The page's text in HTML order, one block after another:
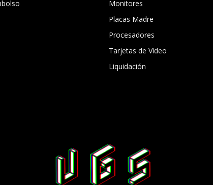
Monitores
Placas Madre
Procesadores
Tarjetas de Video
Liquidación